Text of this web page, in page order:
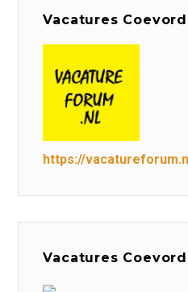
Vacatures
https://
Vacatures